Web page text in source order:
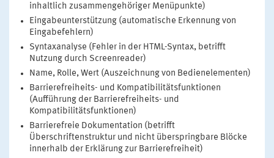
inhaltlich zusammengehöriger Menüpunkte)
Eingabeunterstützung (automatische Erkennung von
Eingabefehlern)
Syntaxanalyse (Fehler in der HTML-Syntax, betrifft
Nutzung durch Screenreader)
Name, Rolle, Wert (Auszeichnung von Bedienelementen)
Barrierefreiheits- und Kompatibilitätsfunktionen
(Aufführung der Barrierefreiheits- und
Kompatibilitätsfunktionen)
Barrierefreie Dokumentation (betrifft
Überschriftenstruktur und nicht überspringbare Blöcke
innerhalb der Erklärung zur Barrierefreiheit)